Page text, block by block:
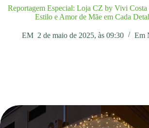
Reportagem Especial: Loja CZ by Vivi Costa
Estilo e Amor de Mãe em Cada
EM 2 de maio de 2025, às 09:30 Em